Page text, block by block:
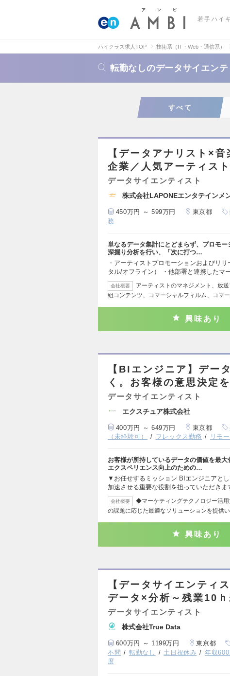
若手ハイ
ハイクラス求人TOP 技術系（IT・Web・通信系）
転勤なしのデータサイエン
すべて
【データアナリスト×
企業／人気アーティス
データサイエンティスト
株式会社LAPONEエンタテインメ
450万円 ～ 599万円 東京都
務
単なるデータ集計にとどまらず、プロモ
深掘り分析を行い、「次に打つ…
・アーティストプロモーションおよびリ
タル/オフライン） ・他部署と連携したマ
会社概要
アーティストのマネジメント、放
組コンテンツ、コマーシャルフィルム、コマ
興味あり
【BIエンジニア】デー
く。お客様の意思決定
データサイエンティスト
エクスチュア株式会社
400万円 ～ 649万円 東京都
（未経験可）
フレックス勤務 リモ
お客様が所持しているデータの価値を最
エクスペリエンス向上のための…
▼お任せするミッション BIエンジニアと
加速させる重要な役割を担っていただき
会社概要
◆マーケティングテクノロジー活
の課題に応じた最適なソリューションを提供
興味あり
【データサイエンティ
データ×分析～残業10ｈ
データサイエンティスト
株式会社True Data
600万円 ～ 1199万円 東京都
不問
転勤なし 土日祝休み 年収
度